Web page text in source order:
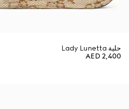
حلية Lady Lunetta
AED 2,400